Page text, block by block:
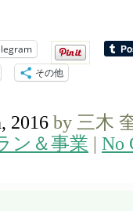
その他
2016 by 三木
ン＆事業 | No